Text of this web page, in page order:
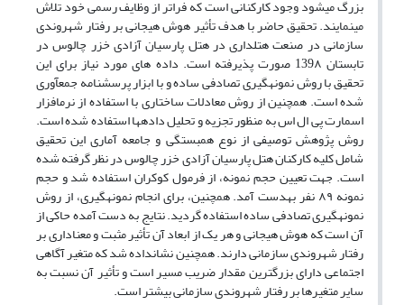
بزرگ می­شود وجود کارکنانی است که فراتر از وظایف رسمی خود تلاش
می­نمایند. تحقیق حاضر با هدف تأثیر هوش هیجانی بر رفتار شهروندی
سازمانی در صنعت هتل­داری در هتل پارسیان آزادی خزر چالوس در
تابستان 139۸ صورت پذیرفته است. داده های مورد نیاز برای این
تحقیق با روش نمونه­گیری تصادفی ساده و با ابزار پرسش­نامه جمع­آوری
شده است. همچنین از روش معادلات ساختاری با استفاده از نرم­افزار
اسمارت پی ال اس به منظور تجزیه و تحلیل داده­ها استفاده شده است.
روش پژوهش توصیفی از نوع همبستگی و جامعه آماری این تحقیق
شامل کلیه کارکنان هتل پارسیان آزادی خزر چالوس در نظر گرفته ­شده
است. جهت تعیین حجم نمونه، از فرمول کوکران استفاده شد و حجم
نمونه ۸۹ نفر به­دست آمد. همچنین، برای انجام نمونه­گیری، از روش
نمونه­گیری تصادفی ساده استفاده گردید. نتایج به­ دست آمده حاکی از
آن است که هوش هیجانی و هر یک از ابعاد آن تأثیر مثبت و معناداری بر
رفتار شهروندی سازمانی دارند. همچنین نشان­داده شد که متغیر آگاهی
اجتماعی دارای بزرگ­ترین مقدار ضریب مسیر است و تأثیر آن نسبت به
سایر متغیرها بر رفتار شهروندی سازمانی بیشتر است.